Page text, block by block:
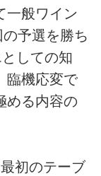
一般ワイン
予選を勝ち
しての知
臨機応変で
める内容の
初のテーブ